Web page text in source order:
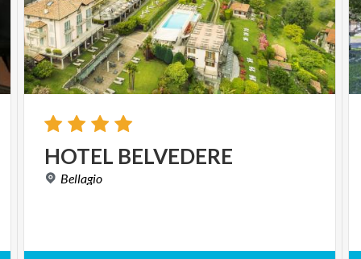
HOTEL BELVEDERE
Bellagio